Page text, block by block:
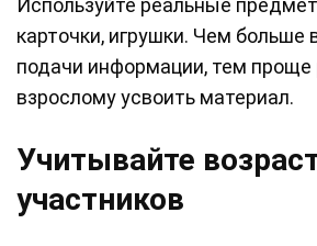
Используйте реальные
карточки, игрушки. Чем больше
подачи информации, тем проще
взрослому усвоить материал.
Учитывайте
участников